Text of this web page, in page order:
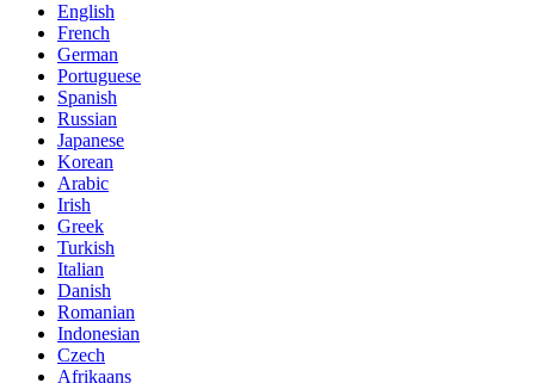
English
French
German
Portuguese
Spanish
Russian
Japanese
Korean
Arabic
Irish
Greek
Turkish
Italian
Danish
Romanian
Indonesian
Czech
Afrikaans